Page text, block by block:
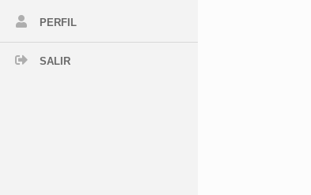
PERFIL
SALIR